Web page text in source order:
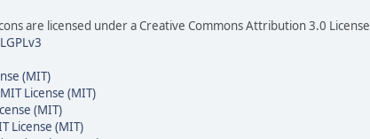
are licensed under a Creative Commons Attribution 3.0 License
(MIT)
License (MIT)
(MIT)
License (MIT)